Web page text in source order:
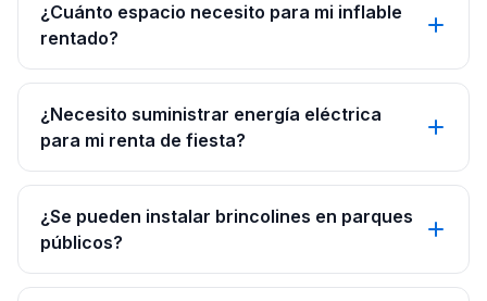
¿Cuánto espacio necesito para mi inflable
rentado?
¿Necesito suministrar energía eléctrica
para mi renta de fiesta?
¿Se pueden instalar brincolines en parques
públicos?